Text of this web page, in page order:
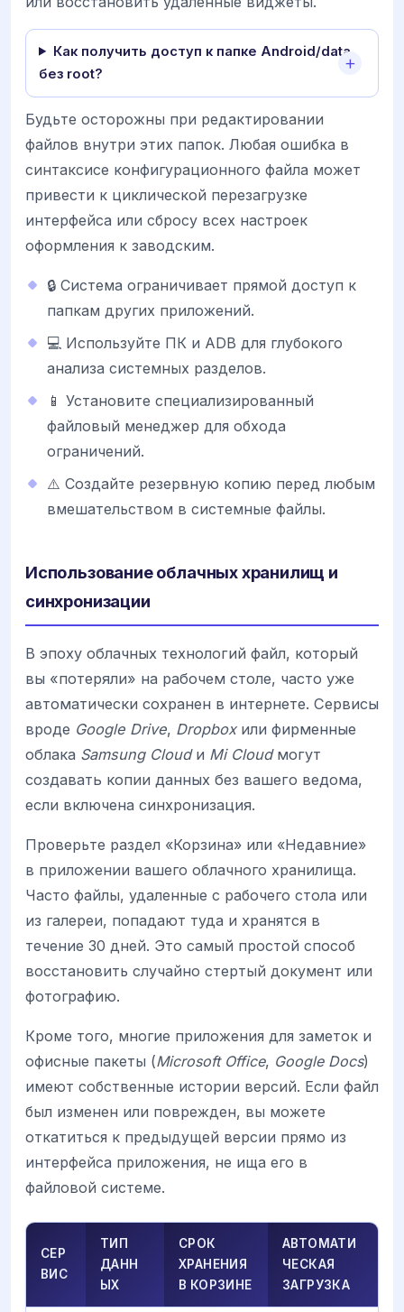
Как получить доступ к папке Android/data
без root?
Будьте осторожны при редактировании
файлов внутри этих папок. Любая ошибка в
синтаксисе конфигурационного файла может
привести к циклической перезагрузке
интерфейса или сбросу всех настроек
оформления к заводским.
🔒 Система ограничивает прямой доступ к
папкам других приложений.
💻 Используйте ПК и ADB для глубокого
анализа системных разделов.
📱 Установите специализированный
файловый менеджер для обхода
ограничений.
⚠️ Создайте резервную копию перед любым
вмешательством в системные файлы.
Использование облачных хранилищ и
синхронизации
В эпоху облачных технологий файл, который
вы «потеряли» на рабочем столе, часто уже
автоматически сохранен в интернете. Сервисы
вроде Google Drive, Dropboxили фирменные
облака Samsung Cloudи Mi Cloudмогут
создавать копии данных без вашего ведома,
если включена синхронизация.
Проверьте раздел «Корзина» или «Недавние»
в приложении вашего облачного хранилища.
Часто файлы, удаленные с рабочего стола или
из галереи, попадают туда и хранятся в
течение 30 дней. Это самый простой способ
восстановить случайно стертый документ или
фотографию.
Кроме того, многие приложения для заметок и
офисные пакеты (Microsoft Office, Google Docs)
имеют собственные истории версий. Если файл
был изменен или поврежден, вы можете
откатиться к предыдущей версии прямо из
интерфейса приложения, не ища его в
файловой системе.
СЕР
ВИС
ТИП
ДАНН
ЫХ
СРОК
ХРАНЕНИЯ
В КОРЗИНЕ
АВТОМАТИ
ЧЕСКАЯ
ЗАГРУЗКА